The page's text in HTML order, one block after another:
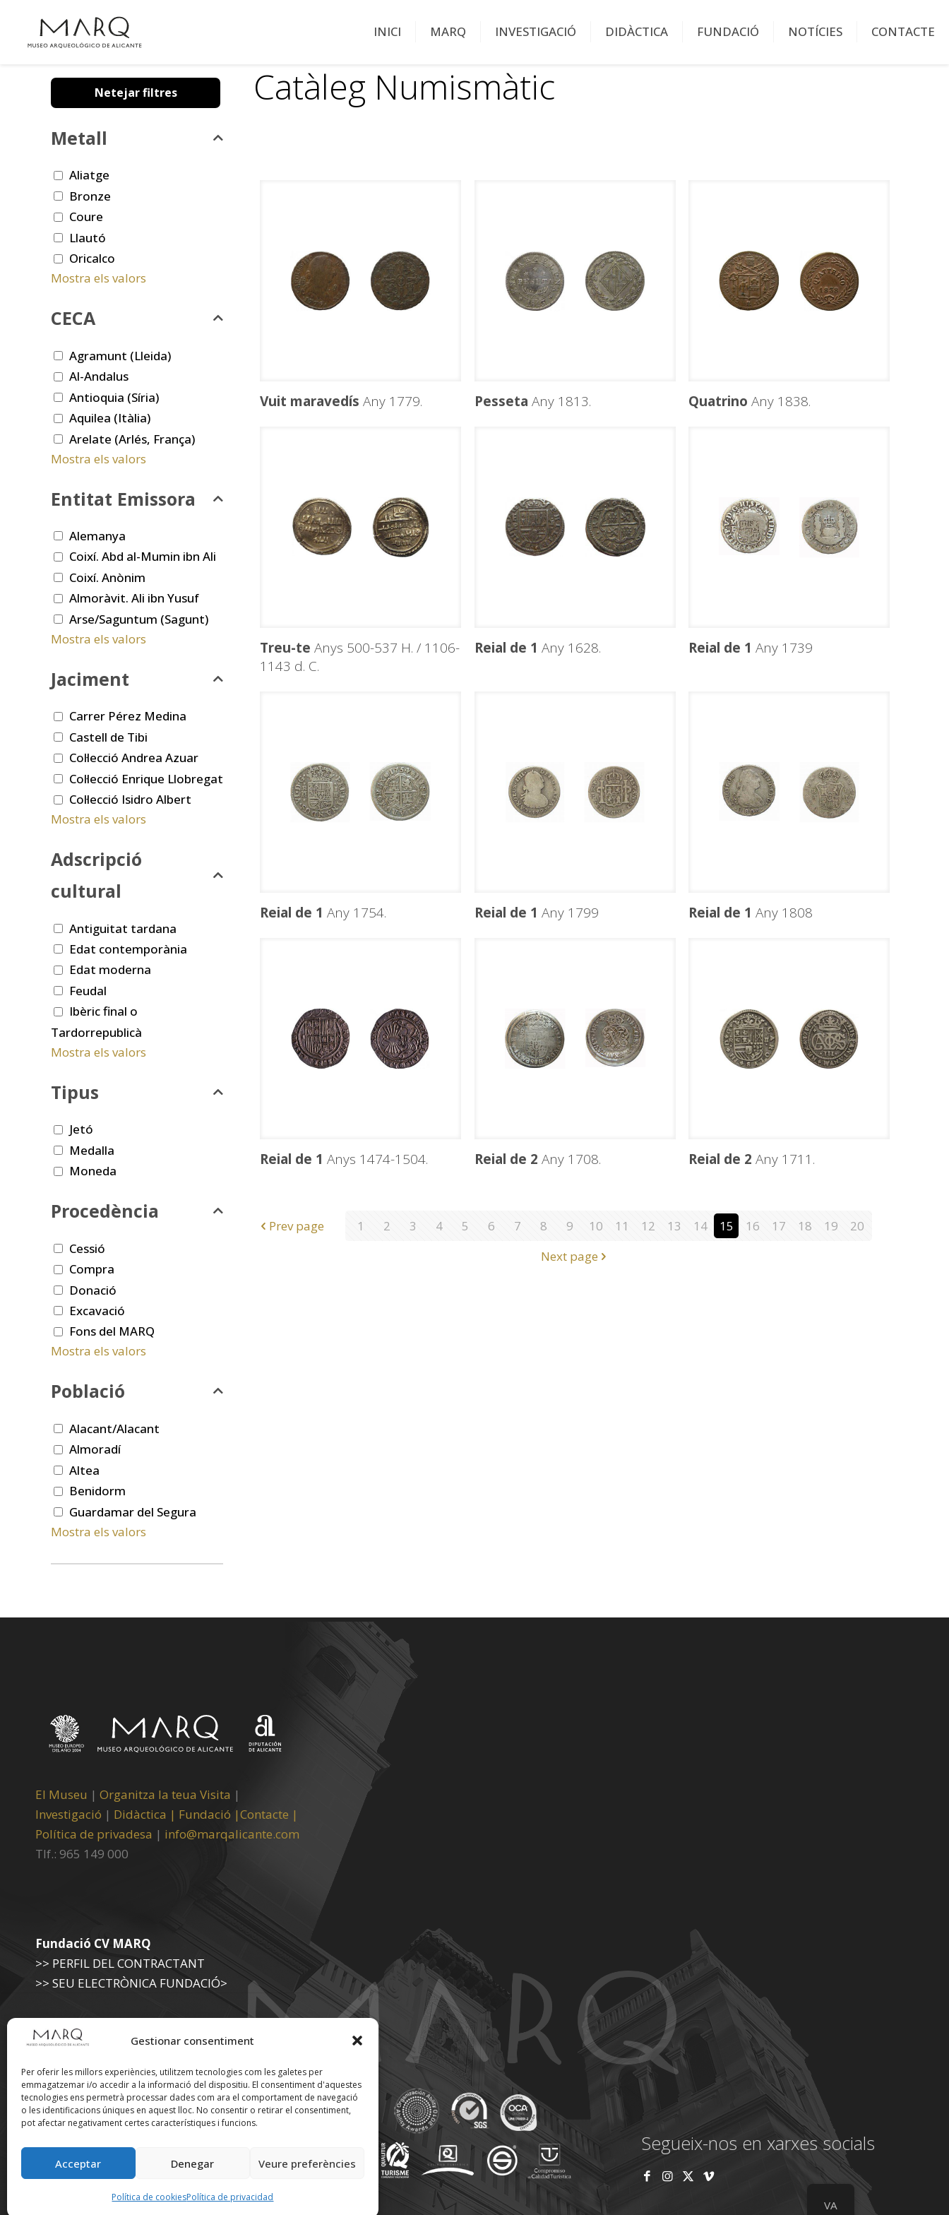
Gestionar consentiment
Per oferir les millors experiències, utilitzem tecnologies com les galetes per
emmagatzemar i/o accedir a la informació del dispositiu. El consentiment d'aquestes
tecnologies ens permetrà processar dades com ara el comportament de navegació
o les identificacions úniques en aquest lloc. No consentir o retirar el consentiment,
pot afectar negativament certes característiques i funcions.
Acceptar Denegar Veure preferències
Política de cookiesPolítica de privacidad
INICI MARQ INVESTIGACIÓ DIDÀCTICA FUNDACIÓ NOTÍCIES CONTACTE
Catàleg Numismàtic
Vuit maravedís Any 1779. Pesseta Any 1813. Quatrino Any 1838.
Treu-te Anys 500-537 H. / 1106-
1143 d. C.
Reial de 1 Any 1628. Reial de 1 Any 1739
Reial de 1 Any 1754. Reial de 1 Any 1799 Reial de 1 Any 1808
Reial de 1 Anys 1474-1504. Reial de 2 Any 1708. Reial de 2 Any 1711.
Prev page 1 2 3 4 5 6 7 8 9 10 11 12 13 14 15 16 17 18 19
20
Next page
Netejar filtres
Metall
Aliatge
Bronze
Coure
Llautó
Oricalco
Mostra els valors
CECA
Agramunt (Lleida)
Al-Andalus
Antioquia (Síria)
Aquilea (Itàlia)
Arelate (Arlés, França)
Mostra els valors
Entitat Emissora
Alemanya
Coixí. Abd al-Mumin ibn Ali
Coixí. Anònim
Almoràvit. Ali ibn Yusuf
Arse/Saguntum (Sagunt)
Mostra els valors
Jaciment
Carrer Pérez Medina
Castell de Tibi
Col·lecció Andrea Azuar
Col·lecció Enrique Llobregat
Col·lecció Isidro Albert
Mostra els valors
Adscripció
cultural
Antiguitat tardana
Edat contemporània
Edat moderna
Feudal
Ibèric final o
Tardorrepublicà
Mostra els valors
Tipus
Jetó
Medalla
Moneda
Procedència
Cessió
Compra
Donació
Excavació
Fons del MARQ
Mostra els valors
Població
Alacant/Alacant
Almoradí
Altea
Benidorm
Guardamar del Segura
Mostra els valors
El Museu | Organitza la teua Visita |
Investigació | Didàctica | Fundació |Contacte |
Política de privadesa | info@marqalicante.com
Tlf.: 965 149 000
Fundació CV MARQ
>> PERFIL DEL CONTRACTANT
>> SEU ELECTRÒNICA FUNDACIÓ>
>> SEU ELECTRÒNICA DIPUTACIÓ
Suscríbete a nuestra
Newsletter
Segueix-nos en xarxes socials
VA